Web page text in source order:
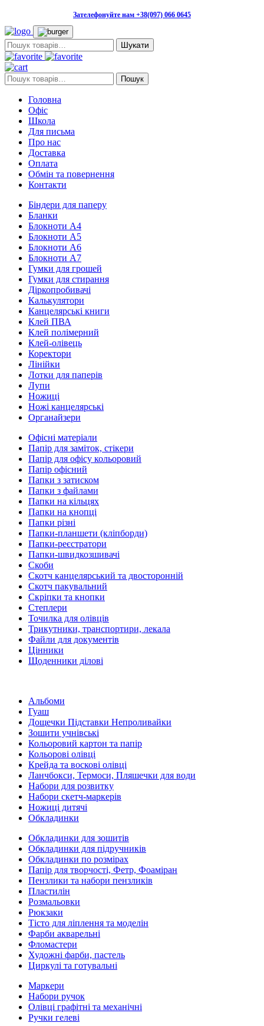
Зателефонуйте нам +38(097) 066 0645
Пошук:
Пошук: Пошук
Головна
Офіс
Школа
Для письма
Про нас
Доставка
Оплата
Обмін та повернення
Контакти
Біндери для паперу
Бланки
Блокноти А4
Блокноти А5
Блокноти А6
Блокноти А7
Гумки для грошей
Гумки для стирання
Діркопробивачі
Калькулятори
Канцелярські книги
Клей ПВА
Клей полімерний
Клей-олівець
Коректори
Лінійки
Лотки для паперів
Лупи
Ножиці
Ножі канцелярські
Органайзери
Офісні матеріали
Папір для заміток, стікери
Папір для офісу кольоровий
Папір офісний
Папки з затиском
Папки з файлами
Папки на кільцях
Папки на кнопці
Папки різні
Папки-планшети (кліпборди)
Папки-реєстратори
Папки-швидкозшивачі
Скоби
Скотч канцелярський та двосторонній
Скотч пакувальний
Скріпки та кнопки
Степлери
Точилка для олівців
Трикутники, транспортири, лекала
Файли для документів
Цінники
Щоденники ділові
Альбоми
Гуаш
Дощечки Підставки Непроливайки
Зошити учнівські
Кольоровий картон та папір
Кольорові олівці
Крейда та воскові олівці
Ланчбокси, Термоси, Пляшечки для води
Набори для розвитку
Набори скетч-маркерів
Ножиці дитячі
Обкладинки
Обкладинки для зошитів
Обкладинки для підручників
Обкладинки по розмірах
Папір для творчості, Фетр, Фоаміран
Пензлики та набори пензликів
Пластилін
Розмальовки
Рюкзаки
Тісто для ліплення та моделін
Фарби акварельні
Фломастери
Художні фарби, пастель
Циркулі та готувальні
Маркери
Набори ручок
Олівці графітні та механічні
Ручки гелеві